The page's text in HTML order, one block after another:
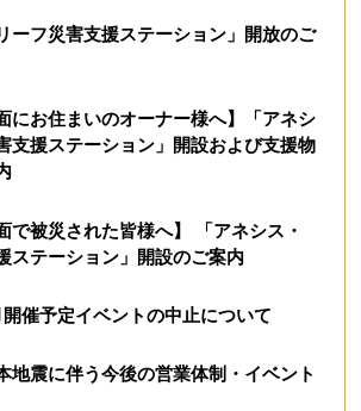
ーフ災害支援ステーション」開放のご
にお住まいのオーナー様へ】「アネシ
支援ステーション」開設および支援物
で被災された皆様へ】 「アネシス・
ステーション」開設のご案内
開催予定イベントの中止について
地震に伴う今後の営業体制・イベント